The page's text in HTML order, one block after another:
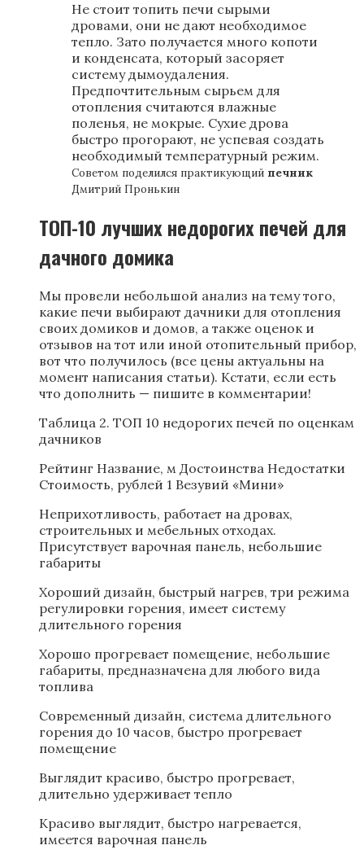
Не стоит топить печи сырыми
дровами, они не дают необходимое
тепло. Зато получается много копоти
и конденсата, который засоряет
систему дымоудаления.
Предпочтительным сырьем для
отопления считаются влажные
поленья, не мокрые. Сухие дрова
быстро прогорают, не успевая создать
необходимый температурный режим.
Советом поделился практикующий печник
Дмитрий Пронькин
ТОП-10 лучших недорогих печей для
дачного домика
Мы провели небольшой анализ на тему того,
какие печи выбирают дачники для отопления
своих домиков и домов, а также оценок и
отзывов на тот или иной отопительный прибор,
вот что получилось (все цены актуальны на
момент написания статьи). Кстати, если есть
что дополнить — пишите в комментарии!
Таблица 2. ТОП 10 недорогих печей по оценкам
дачников
Рейтинг Название, м Достоинства Недостатки
Стоимость, рублей 1 Везувий «Мини»
Неприхотливость, работает на дровах,
строительных и мебельных отходах.
Присутствует варочная панель, небольшие
габариты
Хороший дизайн, быстрый нагрев, три режима
регулировки горения, имеет систему
длительного горения
Хорошо прогревает помещение, небольшие
габариты, предназначена для любого вида
топлива
Современный дизайн, система длительного
горения до 10 часов, быстро прогревает
помещение
Выглядит красиво, быстро прогревает,
длительно удерживает тепло
Красиво выглядит, быстро нагревается,
имеется варочная панель